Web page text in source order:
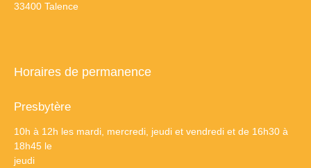
33400 Talence
Horaires de permanence
Presbytère
10h à 12h les mardi, mercredi, jeudi et vendredi et de 16h30 à
18h45 le
jeudi